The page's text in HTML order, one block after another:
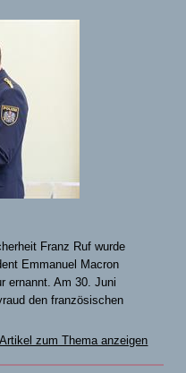
Franz Ruf wurde
Emmanuel Macron
ernannt. Am 30. Juni
den französischen
zum Thema anzeigen